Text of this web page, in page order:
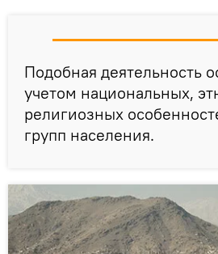
Подобная деятельность
учетом национальных,
религиозных
групп населения.